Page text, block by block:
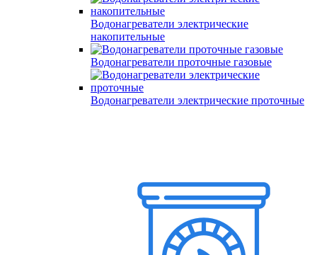
Водонагреватели электрические
накопительные
Водонагреватели проточные газовые
Водонагреватели электрические проточные